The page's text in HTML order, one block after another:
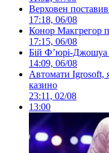
Верховен
17:18, 06/08
Конор Макгрегор
17:15, 06/08
Бій Ф’юрі-Джошуа
14:09, 06/08
Автомати Igrosoft,
казино
23:11, 02/08
13:00